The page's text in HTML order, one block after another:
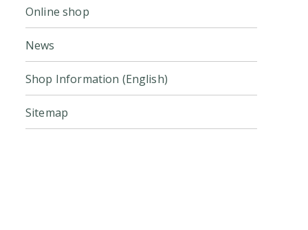
Online shop
News
Shop Information (English)
Sitemap